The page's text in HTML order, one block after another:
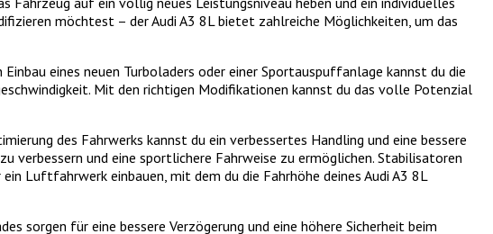
möchtest – der Audi A3 8L bietet zahlreiche Möglichkeiten, um das
eines neuen Turboladers oder einer Sportauspuffanlage kannst du die
Mit den richtigen Modifikationen kannst du das volle Potenzial
des Fahrwerks kannst du ein verbessertes Handling und eine bessere
verbessern und eine sportlichere Fahrweise zu ermöglichen. Stabilisatoren
Luftfahrwerk einbauen, mit dem du die Fahrhöhe deines Audi A3 8L
sorgen für eine bessere Verzögerung und eine höhere Sicherheit beim